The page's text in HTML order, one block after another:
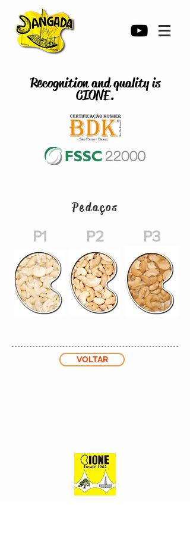
Recognition and quality is
CIONE.
Pedaços
P1 P2 P3
VOLTAR